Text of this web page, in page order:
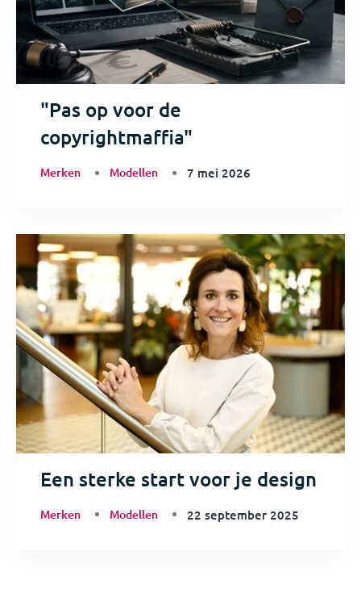
"Pas op voor de
copyrightmaffia"
Merken Modellen 7 mei 2026
Een sterke start voor je design
Merken Modellen 22 september 2025